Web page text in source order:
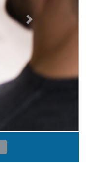
Next